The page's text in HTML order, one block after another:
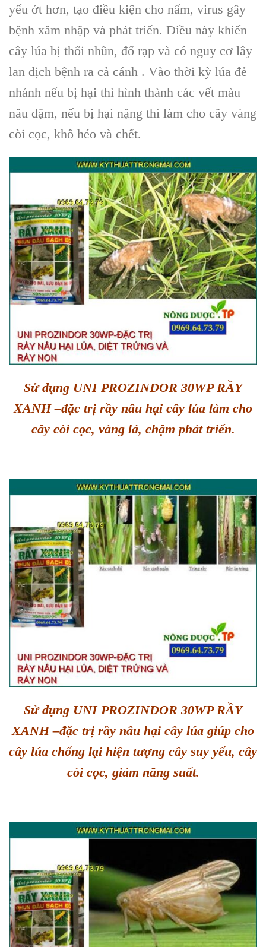
yếu ớt hơn, tạo điều kiện cho nấm, virus gây
bệnh xâm nhập và phát triển. Điều này khiến
cây lúa bị thối nhũn, đổ rạp và có nguy cơ lây
lan dịch bệnh ra cả cánh . Vào thời kỳ lúa đẻ
nhánh nếu bị hại thì hình thành các vết màu
nâu đậm, nếu bị hại nặng thì làm cho cây vàng
còi cọc, khô héo và chết.
Sử dụng UNI PROZINDOR 30WP RẦY
XANH –đặc trị rầy nâu hại cây lúa làm cho
cây còi cọc, vàng lá, chậm phát triển.
Sử dụng UNI PROZINDOR 30WP RẦY
XANH –đặc trị rầy nâu hại cây lúa giúp cho
cây lúa chống lại hiện tượng cây suy yếu, cây
còi cọc, giảm năng suất.